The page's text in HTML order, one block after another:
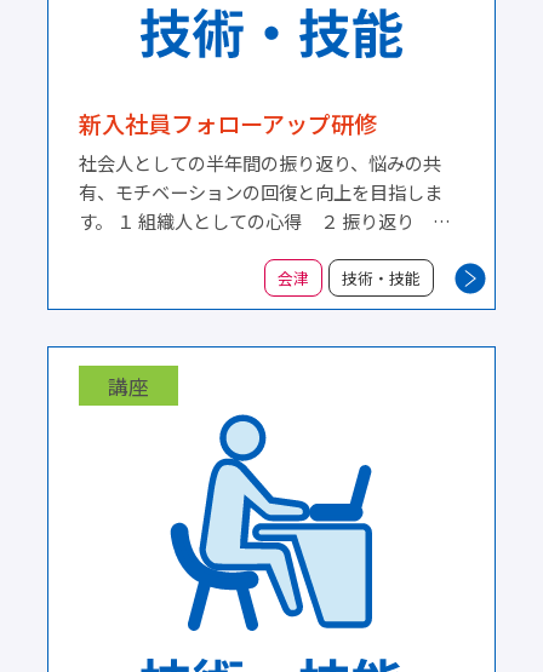
新入社員フォローアップ研修
社会人としての半年間の振り返り、悩みの共
有、モチベーションの回復と向上を目指しま
す。 １ 組織人としての心得 ２ 振り返り ３
会津 技術・技能
講座